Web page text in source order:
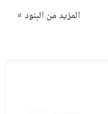
المزيد من البنود »